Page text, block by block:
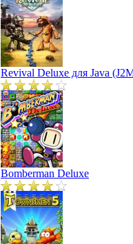
Revival Deluxe для Java
Bomberman Deluxe